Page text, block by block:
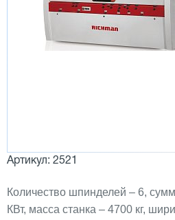
Артикул: 2521
Количество шпинделей – 6,
КВт, масса станка – 4700 кг,